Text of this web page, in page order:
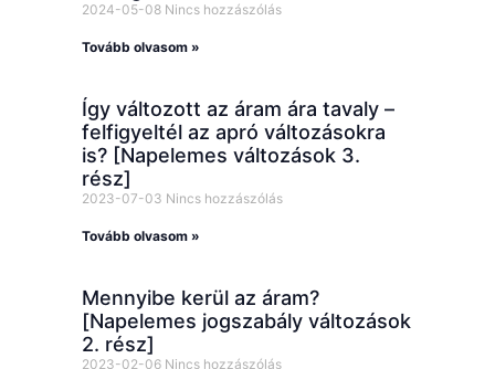
2024-05-08 Nincs hozzászólás
Tovább olvasom »
Így változott az áram ára tavaly –
felfigyeltél az apró változásokra
is? [Napelemes változások 3.
rész]
2023-07-03 Nincs hozzászólás
Tovább olvasom »
Mennyibe kerül az áram?
[Napelemes jogszabály változások
2. rész]
2023-02-06 Nincs hozzászólás